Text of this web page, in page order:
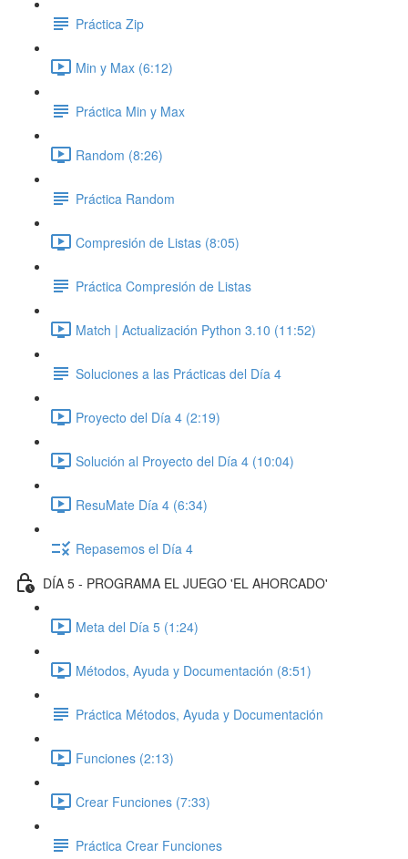
Práctica Zip
Min y Max (6:12)
Práctica Min y Max
Random (8:26)
Práctica Random
Compresión de Listas (8:05)
Práctica Compresión de Listas
Match | Actualización Python 3.10 (11:52)
Soluciones a las Prácticas del Día 4
Proyecto del Día 4 (2:19)
Solución al Proyecto del Día 4 (10:04)
ResuMate Día 4 (6:34)
Repasemos el Día 4
DÍA 5 - PROGRAMA EL JUEGO 'EL AHORCADO'
Meta del Día 5 (1:24)
Métodos, Ayuda y Documentación (8:51)
Práctica Métodos, Ayuda y Documentación
Funciones (2:13)
Crear Funciones (7:33)
Práctica Crear Funciones